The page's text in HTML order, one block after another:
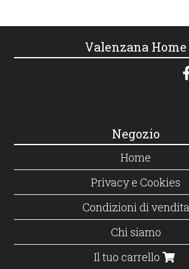
Valenzana Home
Negozio
Home
Privacy e Cookies
Condizioni di vendita
Chi siamo
Il tuo carrello